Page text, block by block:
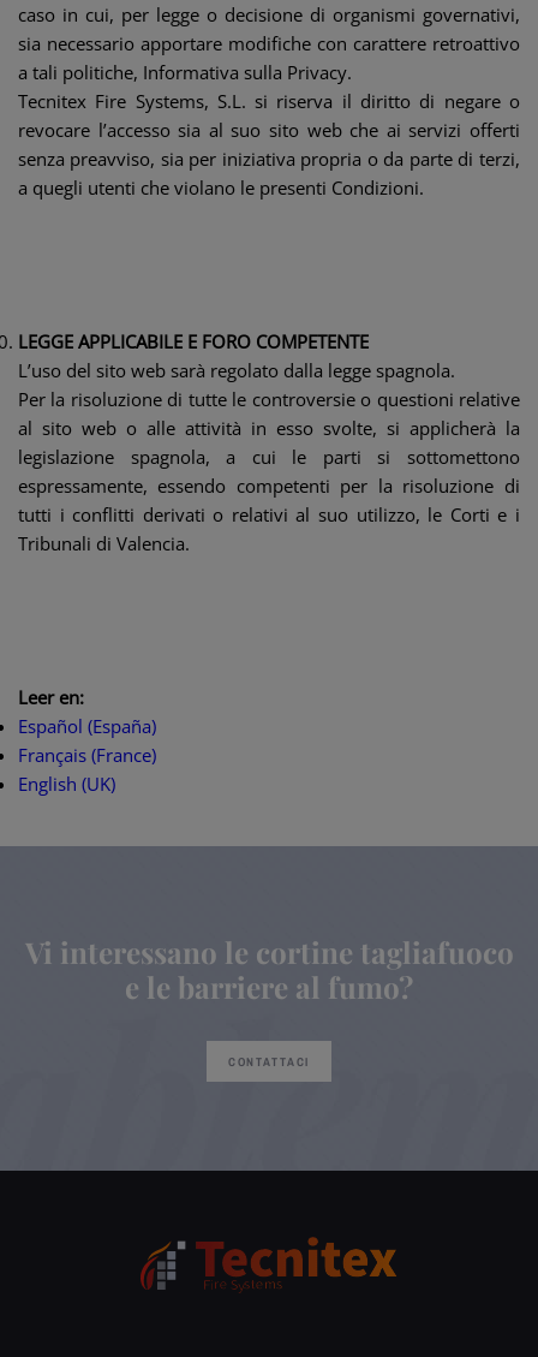
caso in cui, per legge o decisione di organismi governativi,
sia necessario apportare modifiche con carattere retroattivo
a tali politiche, Informativa sulla Privacy.
Tecnitex Fire Systems, S.L. si riserva il diritto di negare o
revocare l’accesso sia al suo sito web che ai servizi offerti
senza preavviso, sia per iniziativa propria o da parte di terzi,
a quegli utenti che violano le presenti Condizioni.
LEGGE APPLICABILE E FORO COMPETENTE
L’uso del sito web sarà regolato dalla legge spagnola.
Per la risoluzione di tutte le controversie o questioni relative
al sito web o alle attività in esso svolte, si applicherà la
legislazione spagnola, a cui le parti si sottomettono
espressamente, essendo competenti per la risoluzione di
tutti i conflitti derivati ​​o relativi al suo utilizzo, le Corti e i
Tribunali di Valencia.
Leer en:
Español (España)
Français (France)
English (UK)
Vi interessano le cortine tagliafuoco
e le barriere al fumo?
CONTATTACI